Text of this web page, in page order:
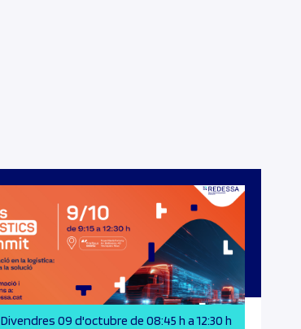
Divendres 09 d'octubre de 08:45 h a 12:30 h